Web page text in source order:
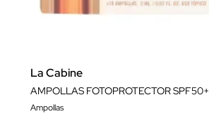
La Cabine
AMPOLLAS FOTOPROTECTOR SPF50+
Ampollas